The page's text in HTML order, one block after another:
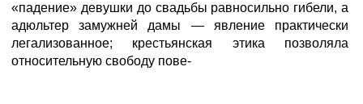
«падение» девушки до свадьбы равносильно гибели, а
адюльтер замужней дамы — явление практически
легализованное; крестьянская этика позволяла
относительную свободу пове-